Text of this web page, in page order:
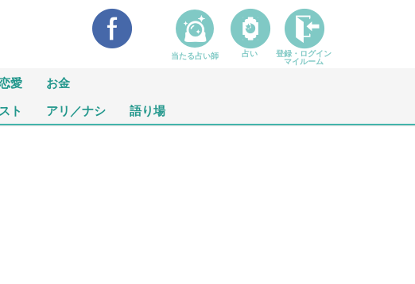
愛 お金
ト アリ／ナシ 語り場
当たる占い師 占い
登録・ログイン
マイルーム